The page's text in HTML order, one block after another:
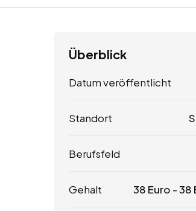
Überblick
Datum veröffentlicht
Standort
Berufsfeld
Gehalt 38 Euro -38